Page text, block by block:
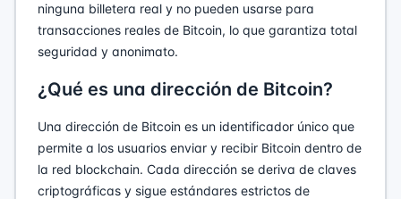
ninguna billetera real y no pueden usarse para
transacciones reales de Bitcoin, lo que garantiza total
seguridad y anonimato.
¿Qué es una dirección de Bitcoin?
Una dirección de Bitcoin es un identificador único que
permite a los usuarios enviar y recibir Bitcoin dentro de
la red blockchain. Cada dirección se deriva de claves
criptográficas y sigue estándares estrictos de